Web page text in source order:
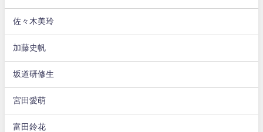
佐々木美玲
加藤史帆
坂道研修生
宮田愛萌
富田鈴花